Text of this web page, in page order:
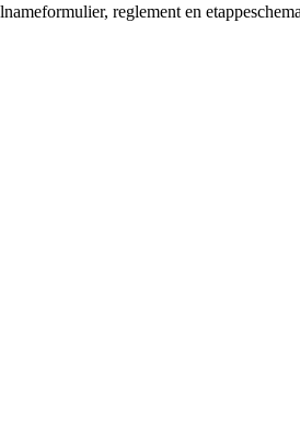
reglement en